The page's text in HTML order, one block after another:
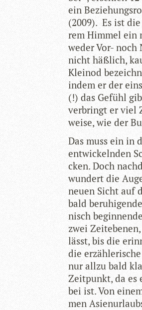
ein
(2009). Es ist
rem Him­mel ein
weder Vor- noch
nicht häß­lich,
Kleinod
indem er der
(!) das Gefühl
ver­bringt er viel
weise, wie der
Das muss ein in
ent­wi­ckeln­den
cken. Doch
wun­dert die
neuen Sicht auf
bald
nisch
zwei
lässt, bis die
die
nur allzu bald
Zeit­punkt, da es
bei ist. Von
men